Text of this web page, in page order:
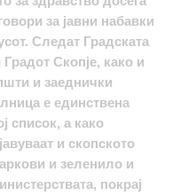
за јавни набавки
Следат Градската
Скопје, како и
и заеднички
е единствена
список, а како
и скопското
и зеленило и
покрај